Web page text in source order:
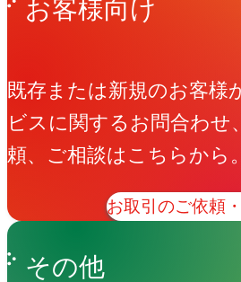
お客様向け
既存または新規のお客様
ビスに関するお問合わせ
頼、ご相談はこちらから。
お取引のご依頼
その他